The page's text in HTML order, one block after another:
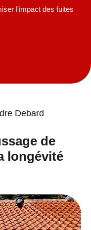
l'impact des fuites
Debard
de
longévité